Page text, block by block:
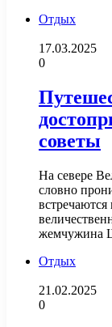
Отдых
17.03.2025
0
советы
На севере
словно
жемчужина
Отдых
21.02.2025
0